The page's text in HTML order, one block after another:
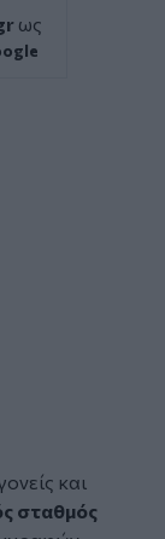
ως
και
σταθμός